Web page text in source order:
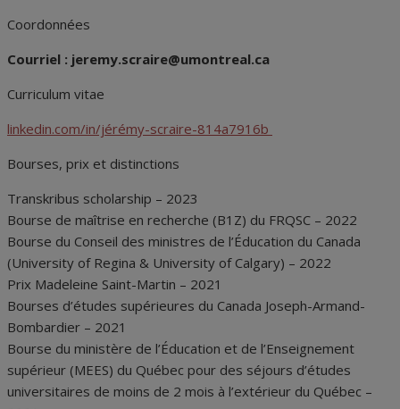
Coordonnées
Courriel : jeremy.scraire@umontreal.ca
Curriculum vitae
linkedin.com/in/jérémy-scraire-814a7916b
Bourses, prix et distinctions
Transkribus scholarship – 2023
Bourse de maîtrise en recherche (B1Z) du FRQSC – 2022
Bourse du Conseil des ministres de l’Éducation du Canada
(University of Regina & University of Calgary) – 2022
Prix Madeleine Saint-Martin – 2021
Bourses d’études supérieures du Canada Joseph-Armand-
Bombardier – 2021
Bourse du ministère de l’Éducation et de l’Enseignement
supérieur (MEES) du Québec pour des séjours d’études
universitaires de moins de 2 mois à l’extérieur du Québec –